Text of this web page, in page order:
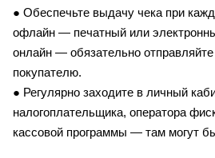
● Обеспечьте выдачу чека при
офлайн — печатный или
онлайн — обязательно
покупателю.
● Регулярно заходите в личный
налогоплательщика, оператора
кассовой программы — там могут